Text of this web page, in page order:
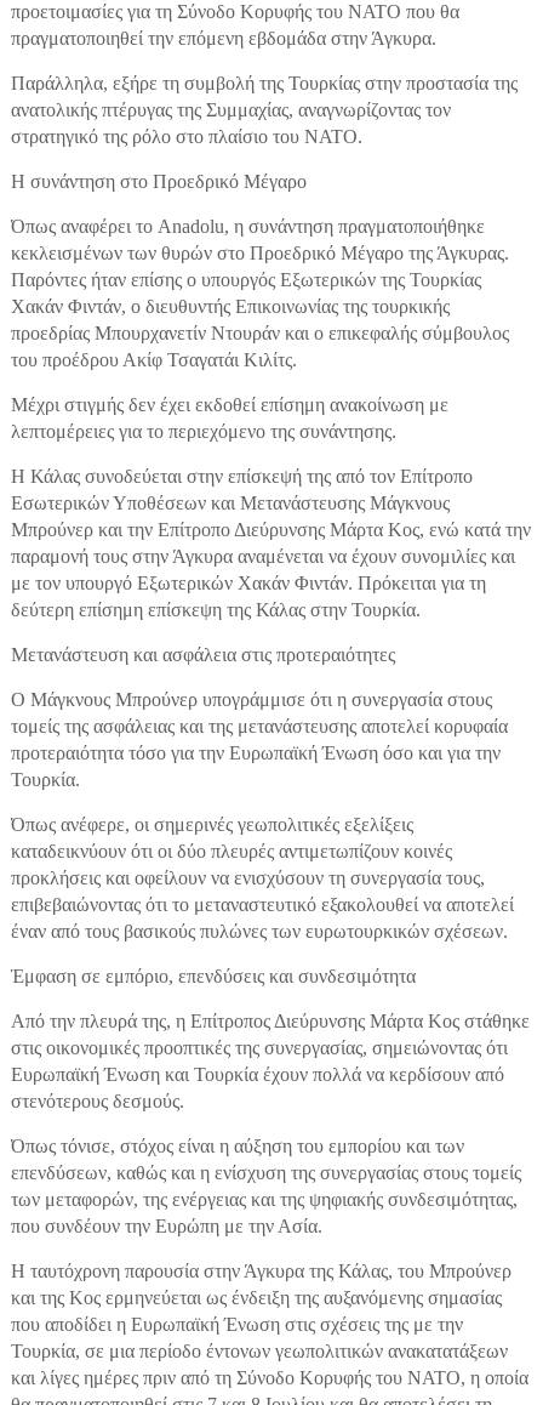
προετοιμασίες για τη Σύνοδο Κορυφής του ΝΑΤΟ που θα
πραγματοποιηθεί την επόμενη εβδομάδα στην Άγκυρα.
Παράλληλα, εξήρε τη συμβολή της Τουρκίας στην προστασία της
ανατολικής πτέρυγας της Συμμαχίας, αναγνωρίζοντας τον
στρατηγικό της ρόλο στο πλαίσιο του ΝΑΤΟ.
Η συνάντηση στο Προεδρικό Μέγαρο
Όπως αναφέρει το Anadolu, η συνάντηση πραγματοποιήθηκε
κεκλεισμένων των θυρών στο Προεδρικό Μέγαρο της Άγκυρας.
Παρόντες ήταν επίσης ο υπουργός Εξωτερικών της Τουρκίας
Χακάν Φιντάν, ο διευθυντής Επικοινωνίας της τουρκικής
προεδρίας Μπουρχανετίν Ντουράν και ο επικεφαλής σύμβουλος
του προέδρου Ακίφ Τσαγατάι Κιλίτς.
Μέχρι στιγμής δεν έχει εκδοθεί επίσημη ανακοίνωση με
λεπτομέρειες για το περιεχόμενο της συνάντησης.
Η Κάλας συνοδεύεται στην επίσκεψή της από τον Επίτροπο
Εσωτερικών Υποθέσεων και Μετανάστευσης Μάγκνους
Μπρούνερ και την Επίτροπο Διεύρυνσης Μάρτα Κος, ενώ κατά την
παραμονή τους στην Άγκυρα αναμένεται να έχουν συνομιλίες και
με τον υπουργό Εξωτερικών Χακάν Φιντάν. Πρόκειται για τη
δεύτερη επίσημη επίσκεψη της Κάλας στην Τουρκία.
Μετανάστευση και ασφάλεια στις προτεραιότητες
Ο Μάγκνους Μπρούνερ υπογράμμισε ότι η συνεργασία στους
τομείς της ασφάλειας και της μετανάστευσης αποτελεί κορυφαία
προτεραιότητα τόσο για την Ευρωπαϊκή Ένωση όσο και για την
Τουρκία.
Όπως ανέφερε, οι σημερινές γεωπολιτικές εξελίξεις
καταδεικνύουν ότι οι δύο πλευρές αντιμετωπίζουν κοινές
προκλήσεις και οφείλουν να ενισχύσουν τη συνεργασία τους,
επιβεβαιώνοντας ότι το μεταναστευτικό εξακολουθεί να αποτελεί
έναν από τους βασικούς πυλώνες των ευρωτουρκικών σχέσεων.
Έμφαση σε εμπόριο, επενδύσεις και συνδεσιμότητα
Από την πλευρά της, η Επίτροπος Διεύρυνσης Μάρτα Κος στάθηκε
στις οικονομικές προοπτικές της συνεργασίας, σημειώνοντας ότι
Ευρωπαϊκή Ένωση και Τουρκία έχουν πολλά να κερδίσουν από
στενότερους δεσμούς.
Όπως τόνισε, στόχος είναι η αύξηση του εμπορίου και των
επενδύσεων, καθώς και η ενίσχυση της συνεργασίας στους τομείς
των μεταφορών, της ενέργειας και της ψηφιακής συνδεσιμότητας,
που συνδέουν την Ευρώπη με την Ασία.
Η ταυτόχρονη παρουσία στην Άγκυρα της Κάλας, του Μπρούνερ
και της Κος ερμηνεύεται ως ένδειξη της αυξανόμενης σημασίας
που αποδίδει η Ευρωπαϊκή Ένωση στις σχέσεις της με την
Τουρκία, σε μια περίοδο έντονων γεωπολιτικών ανακατατάξεων
και λίγες ημέρες πριν από τη Σύνοδο Κορυφής του ΝΑΤΟ, η οποία